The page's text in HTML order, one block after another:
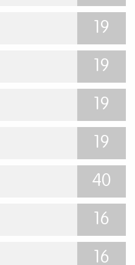
19
19
19
19
40
16
16